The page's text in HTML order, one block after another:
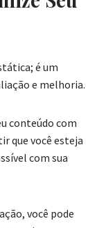
é um
e melhoria.
conteúdo com
que você esteja
com sua
você pode